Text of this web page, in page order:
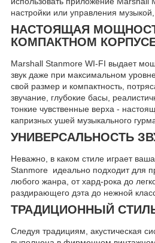
настройки или управления
НАСТОЯЩАЯ
КОМПАКТНОМ
Marshall Stanmore WI-FI выдает
звук даже при максимальном
свой размер и компактность,
звучание, глубокие басы,
тонкие чувственные верха -
капризных ушей музыкального
УНИВЕРСАЛЬНОСТЬ
Неважно, в каком стиле играет
Stanmore идеально подходит для
любого жанра, от хард-рока до
раздирающего дэта до нежной
ТРАДИЦИОННЫЙ СТИЛЬ
Следуя традициям, акустическая